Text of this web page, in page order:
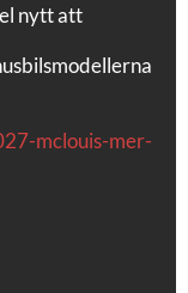
nytt att
mclouis-mer-